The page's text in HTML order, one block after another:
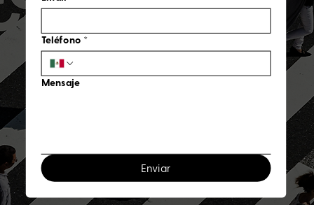
Teléfono *
Mensaje
Enviar